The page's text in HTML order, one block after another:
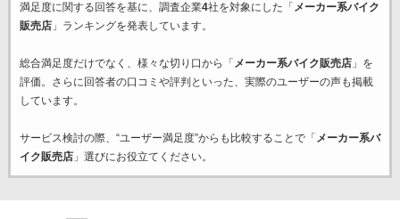
満足度に関する回答を基に、調査企業4社を対象にした「 メーカー系バイク
販売店」ランキングを発表しています。
総合満足度だけでなく、様々な切り口から「 メーカー系バイク販売店」を
評価。さらに回答者の口コミや評判といった、実際のユーザーの声も掲載
しています。
サービス検討の際、“ユーザー満足度”からも比較することで「 メーカー系バ
イク販売店」選びにお役立てください。